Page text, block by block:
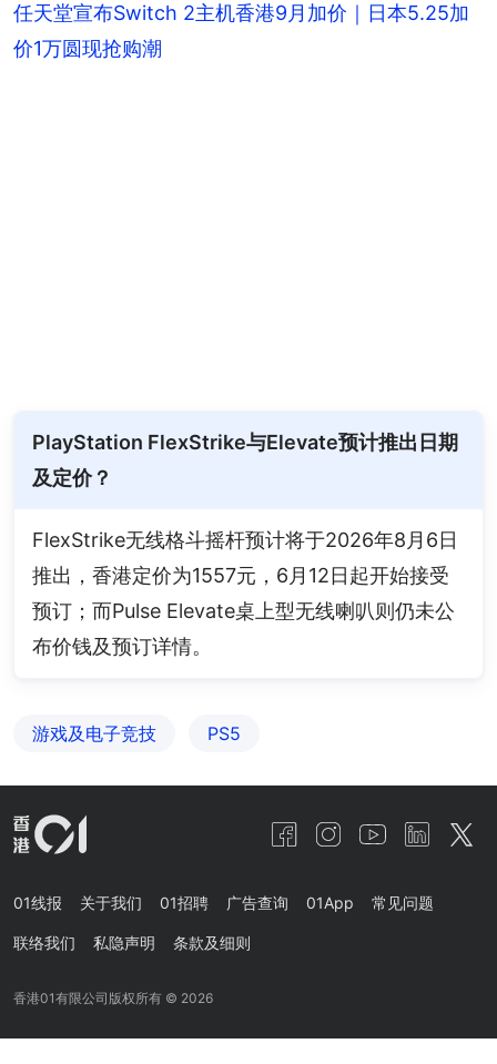
任天堂宣布Switch 2主机香港9月加价｜日本5.25加
价1万圆现抢购潮
PlayStation FlexStrike与Elevate预计推出日期
及定价？
FlexStrike无线格斗摇杆预计将于2026年8月6日
推出，香港定价为1557元，6月12日起开始接受
预订；而Pulse Elevate桌上型无线喇叭则仍未公
布价钱及预订详情。
游戏及电子竞技 PS5
01线报 关于我们 01招聘 广告查询 01App 常见问题
联络我们 私隐声明 条款及细则
香港01有限公司版权所有 © 2026